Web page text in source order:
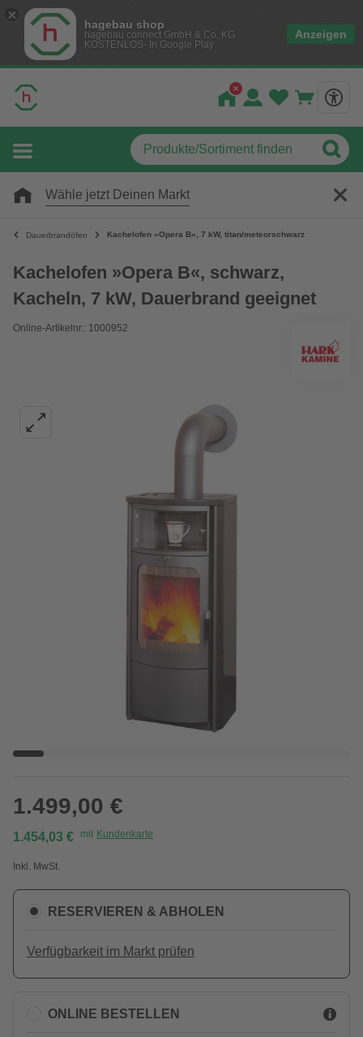
hagebau shop
hagebau connect GmbH & Co. KG
KOSTENLOS- In Google Play
Anzeigen
Wähle jetzt Deinen Markt
Dauerbrandöfen Kachelofen »Opera B«, 7 kW, titan/meteorschwarz
Kachelofen »Opera B«, schwarz,
Kacheln, 7 kW, Dauerbrand geeignet
Online-Artikelnr.: 1000952
1.499,00 €
1.454,03 € mit Kundenkarte
Inkl. MwSt.
RESERVIEREN & ABHOLEN
Verfügbarkeit im Markt prüfen
ONLINE BESTELLEN